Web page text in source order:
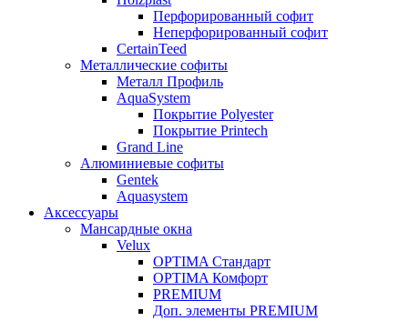
Перфорированный софит
Неперфорированный софит
CertainTeed
Металлические софиты
Металл Профиль
AquaSystem
Покрытие Polyester
Покрытие Printech
Grand Line
Алюминиевые софиты
Gentek
Aquasystem
Аксессуары
Мансардные окна
Velux
OPTIMA Стандарт
OPTIMA Комфорт
PREMIUM
Доп. элементы PREMIUM